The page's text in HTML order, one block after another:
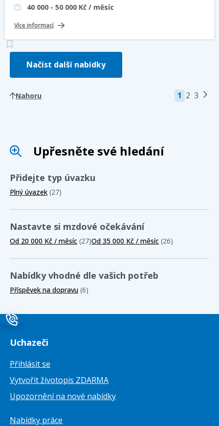
40 000 - 50 000 Kč / měsíc
Více informací
Načíst další nabídky
1 2 3
Nahoru
Upřesněte své hledání
Přidejte typ úvazku
Plný úvazek (27)
Nastavte si mzdové očekávání
Od 20 000 Kč / měsíc (27)Od 35 000 Kč / měsíc (26)
Nabídky vhodné dle vašich potřeb
Příspěvek na dopravu (6)
Uchazeči
Přihlásit se
Vytvořit životopis ZDARMA
Upozornění na nové nabídky
Nabídky práce